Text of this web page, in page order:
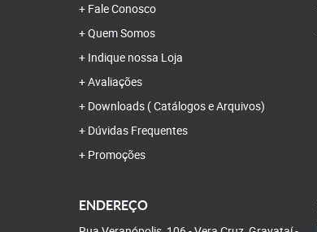
Fale Conosco
Quem Somos
Indique nossa Loja
Avaliações
Downloads ( Catálogos e Arquivos)
Dúvidas Frequentes
Promoções
ENDEREÇO